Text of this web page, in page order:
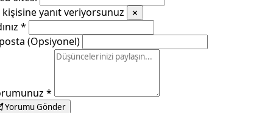
kişisine yanıt veriyorsunuz
✕
*
(Opsiyonel)
*
Yorumu Gönder